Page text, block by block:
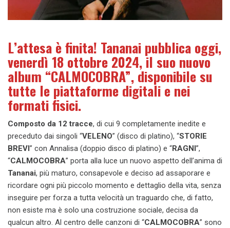
L’attesa è finita! Tananai pubblica oggi,
venerdì 18 ottobre 2024, il suo nuovo
album “CALMOCOBRA”, disponibile su
tutte le piattaforme digitali e nei
formati fisici.
Composto da 12 tracce, di cui 9 completamente inedite e
preceduto dai singoli “VELENO” (disco di platino), “STORIE
BREVI ” con Annalisa (doppio disco di platino) e “RAGNI ”,
“CALMOCOBRA” porta alla luce un nuovo aspetto dell’anima di
Tananai, più maturo, consapevole e deciso ad assaporare e
ricordare ogni più piccolo momento e dettaglio della vita, senza
inseguire per forza a tutta velocità un traguardo che, di fatto,
non esiste ma è solo una costruzione sociale, decisa da
qualcun altro. Al centro delle canzoni di “CALMOCOBRA” sono